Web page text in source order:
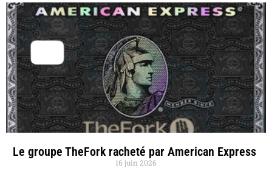
Le groupe TheFork racheté par American Express
16 juin 2026